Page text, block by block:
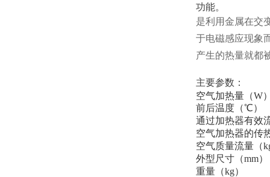
功能。
是利用金属在交
于电磁感应现象
产生的热量就都
主要参数：
空气加热量（W
前后温度（℃）
通过加热器有效
空气加热器的传
空气质量流量（
外型尺寸（mm）
重量（kg）